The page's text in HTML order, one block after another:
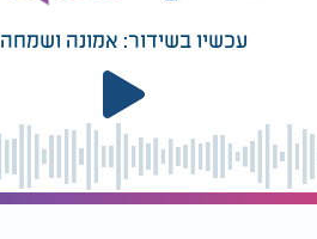
עכשיו בשידור: אמונה ושמחה